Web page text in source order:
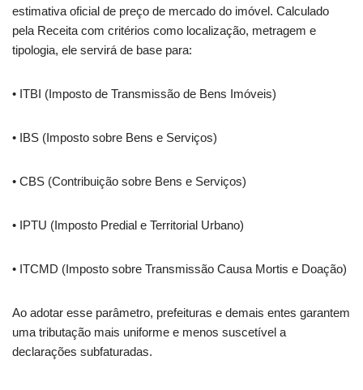
estimativa oficial de preço de mercado do imóvel. Calculado
pela Receita com critérios como localização, metragem e
tipologia, ele servirá de base para:
• ITBI (Imposto de Transmissão de Bens Imóveis)
• IBS (Imposto sobre Bens e Serviços)
• CBS (Contribuição sobre Bens e Serviços)
• IPTU (Imposto Predial e Territorial Urbano)
• ITCMD (Imposto sobre Transmissão Causa Mortis e Doação)
Ao adotar esse parâmetro, prefeituras e demais entes garantem
uma tributação mais uniforme e menos suscetível a
declarações subfaturadas.